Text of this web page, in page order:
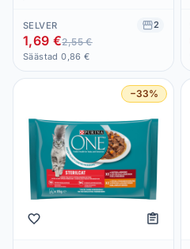
140 g
SELVER 2
1,69 €2,55 €
Säästad 0,86 €
−33%